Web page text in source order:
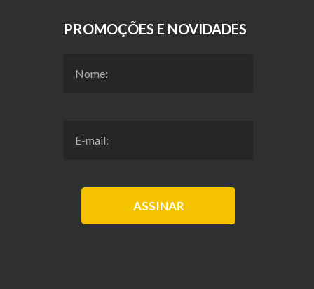
PROMOÇÕES E NOVIDADES
ASSINAR